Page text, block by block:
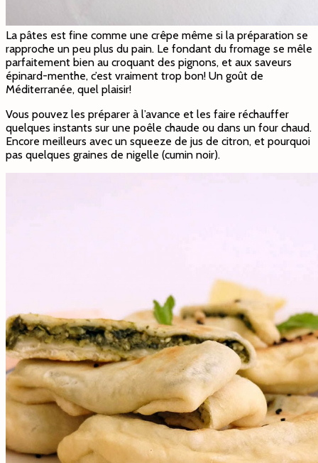
La pâtes est fine comme une crêpe même si la préparation se
rapproche un peu plus du pain. Le fondant du fromage se mêle
parfaitement bien au croquant des pignons, et aux saveurs
épinard-menthe, c’est vraiment trop bon! Un goût de
Méditerranée, quel plaisir!
Vous pouvez les préparer à l’avance et les faire réchauffer
quelques instants sur une poêle chaude ou dans un four chaud.
Encore meilleurs avec un squeeze de jus de citron, et pourquoi
pas quelques graines de nigelle (cumin noir).